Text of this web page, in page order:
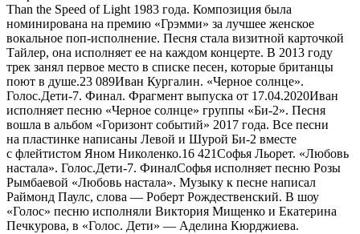
Than the Speed of Light 1983 года. Композиция была
номинирована на премию «Грэмми» за лучшее женское
вокальное поп-исполнение. Песня стала визитной карточкой
Тайлер, она исполняет ее на каждом концерте. В 2013 году
трек занял первое место в списке песен, которые британцы
поют в душе.23 089Иван Кургалин. «Черное солнце».
Голос.Дети-7. Финал. Фрагмент выпуска от 17.04.2020Иван
исполняет песню «Черное солнце» группы «Би-2». Песня
вошла в альбом «Горизонт событий» 2017 года. Все песни
на пластинке написаны Левой и Шурой Би-2 вместе
с флейтистом Яном Николенко.16 421Софья Льорет. «Любовь
настала». Голос.Дети-7. ФиналСофья исполняет песню Розы
Рымбаевой «Любовь настала». Музыку к песне написал
Раймонд Паулс, слова — Роберт Рождественский. В шоу
«Голос» песню исполняли Виктория Мищенко и Екатерина
Печкурова, в «Голос. Дети» — Аделина Кюрджиева.